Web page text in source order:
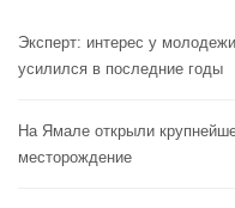
Эксперт: интерес у
усилился в последние годы
На Ямале открыли
месторождение